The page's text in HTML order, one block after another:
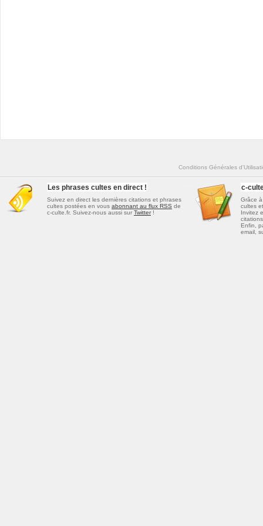
Conditions Générales
Les phrases cultes en direct !
Suivez en direct les dernières citations et phrases
cultes postées en vous abonnant au flux RSS de
c-culte.fr. Suivez-nous aussi sur Twitter!
c-
Grâce
cultes
Invitez
citations
Enfin,
email,